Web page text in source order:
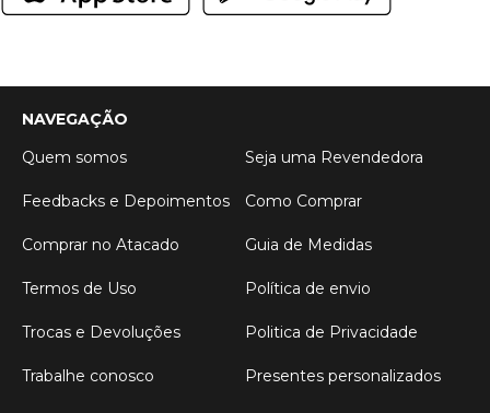
NAVEGAÇÃO
Quem somos
Seja uma Revendedora
Feedbacks e Depoimentos Como Comprar
Comprar no Atacado Guia de Medidas
Termos de Uso Política de envio
Trocas e Devoluções Politica de Privacidade
Trabalhe conosco Presentes personalizados